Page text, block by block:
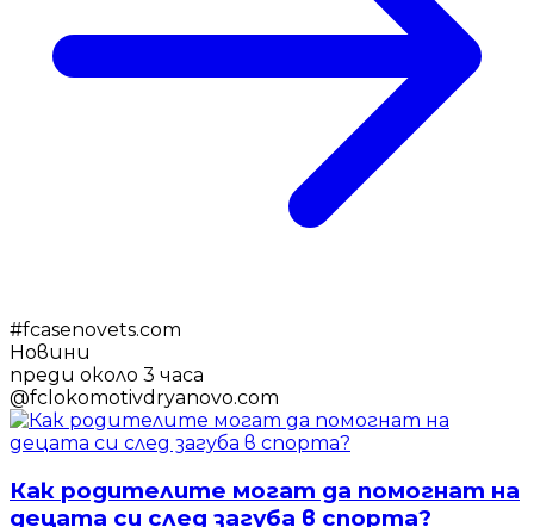
#fcasenovets.com
Новини
преди около 3 часа
@fclokomotivdryanovo.com
Как родителите могат да помогнат на
децата си след загуба в спорта?